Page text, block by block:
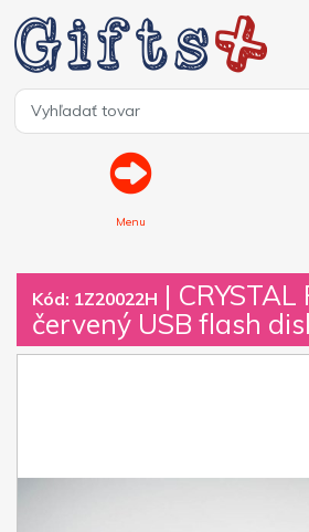
Menu
Kód: 1Z20022H | CRYSTAL
červený USB flash